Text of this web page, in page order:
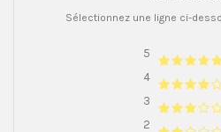
Sélectionnez une ligne ci-
5
4
3
2